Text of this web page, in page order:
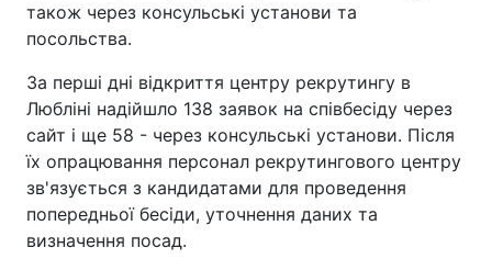
також через консульські установи та
посольства.
За перші дні відкриття центру рекрутингу в
Любліні надійшло 138 заявок на співбесіду через
сайт і ще 58 - через консульські установи. Після
їх опрацювання персонал рекрутингового центру
зв'язується з кандидатами для проведення
попередньої бесіди, уточнення даних та
визначення посад.